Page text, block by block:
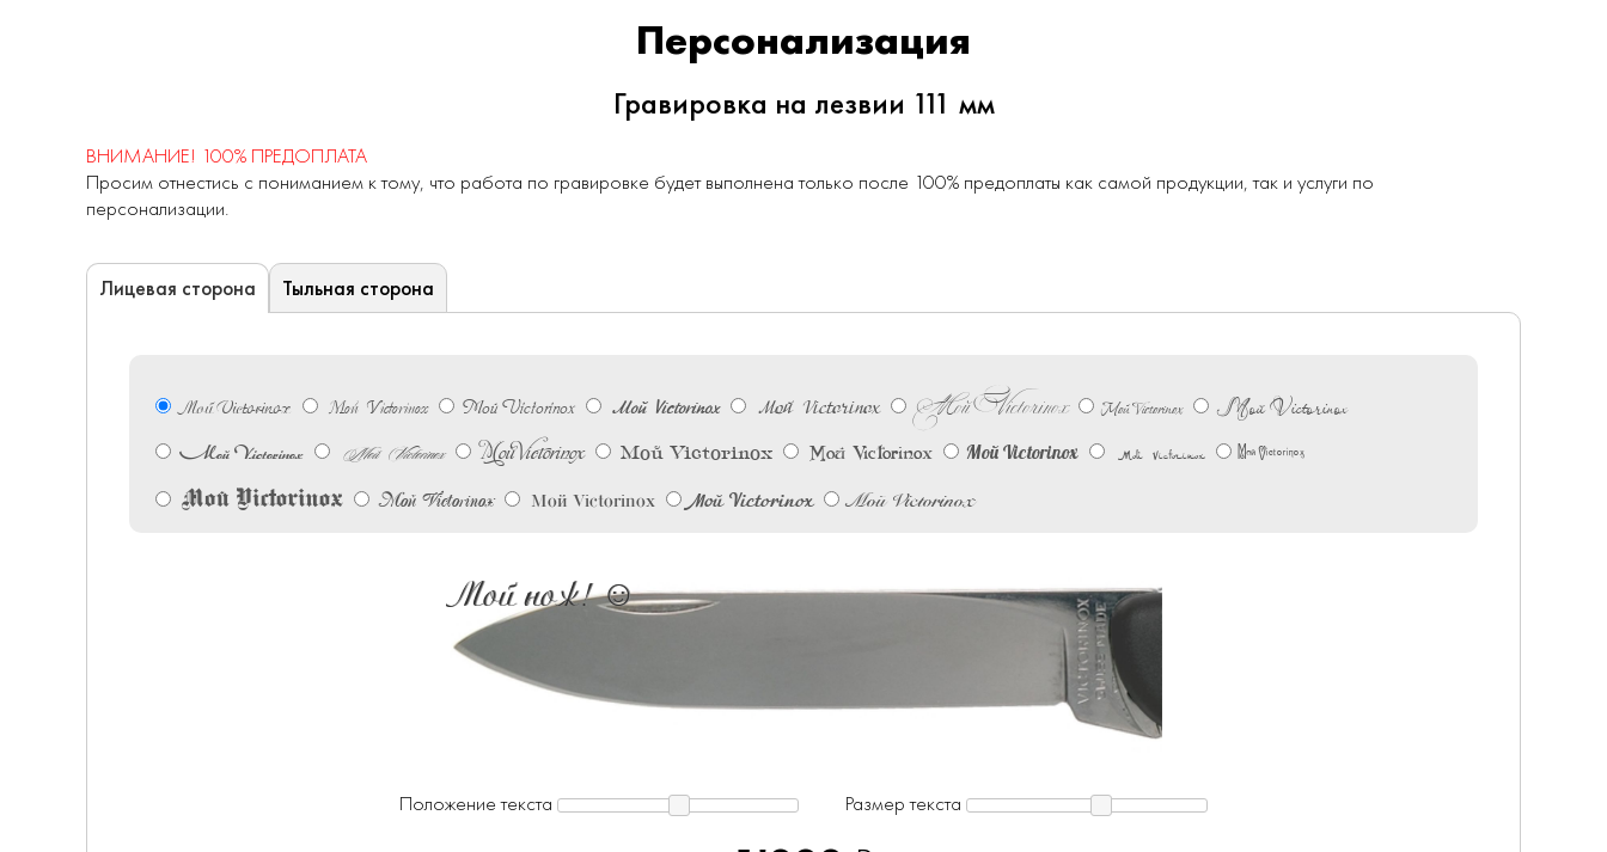
Персонализация
Гравировка на лезвии 111 мм
ВНИМАНИЕ! 100% ПРЕДОПЛАТА
Просим отнестись с пониманием к тому, что работа по гравировке будет выполнена только после 100% предоплаты как самой продукции, так и услуги по
персонализации.
Лицевая сторона Тыльная сторона
Мой Victorinox Мой Victorinox Мой Victorinox Мой Victorinox Мой Victorinox Мой Victorinox Мой Victorinox Мой Victorinox
Мой Victorinox Мой Victorinox Мой Victorinox Мой Victorinox Мой Victorinox Мой Victorinox Мой Victorinox Мой Victorinox
Мой Victorinox Мой Victorinox Мой Victorinox Мой Victorinox Мой Victorinox
Мой нож! ☺︎
Положение текста Размер текста